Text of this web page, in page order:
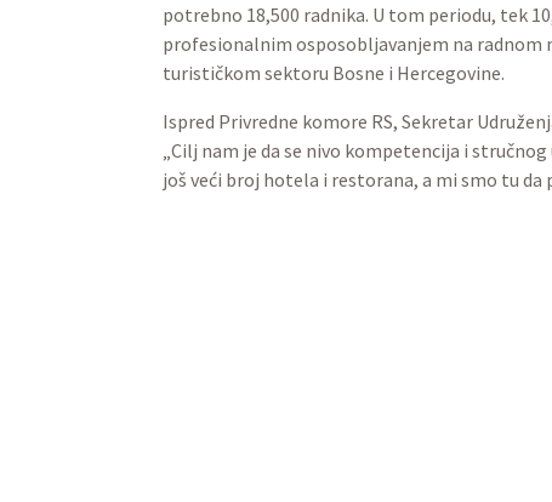
potrebno 18,500 radnika. U tom periodu, tek
profesionalnim osposobljavanjem na
turističkom sektoru Bosne i Hercegovine.
Ispred Privredne komore RS, Sekretar
„Cilj nam je da se nivo kompetencija i
još veći broj hotela i restorana, a mi smo tu da